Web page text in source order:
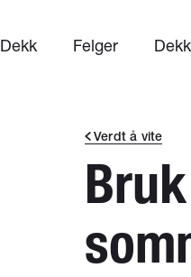
Dekk Felger
Verdt å vite